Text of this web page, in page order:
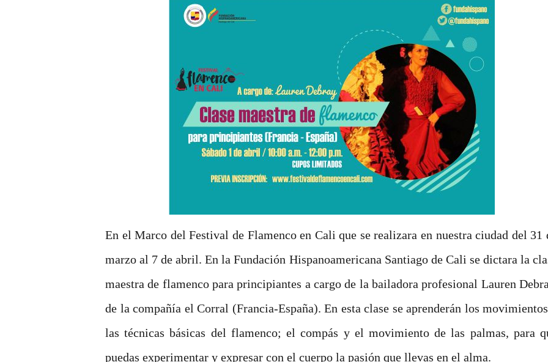
En el Marco del Festival de Flamenco en Cali que se realizara en nuestra ciudad del 31
marzo al 7 de abril. En la Fundación Hispanoamericana Santiago de Cali se dictara la
maestra de flamenco para principiantes a cargo de la bailadora profesional Lauren
de la compañía el Corral (Francia-España). En esta clase se aprenderán los
las técnicas básicas del flamenco; el compás y el movimiento de las palmas, para
puedas experimentar y expresar con el cuerpo la pasión que llevas en el alma.